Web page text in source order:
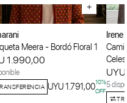
+
Meera - Bordó Floral 1
1.990,00
UYU 1.791,0010%
OFF
Irene
5